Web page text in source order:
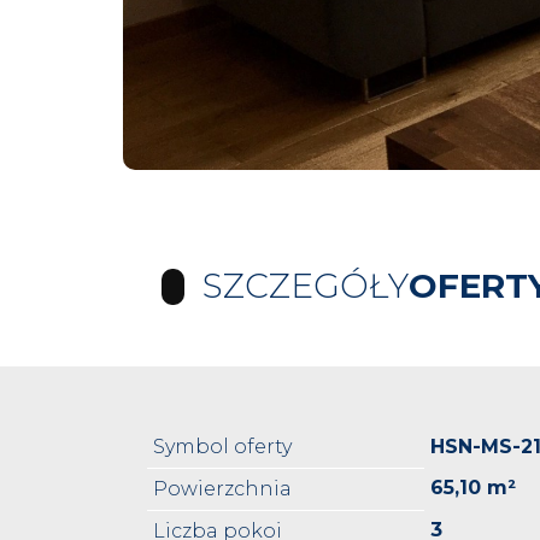
SZCZEGÓŁY
Symbol oferty
HSN-MS-
Powierzchnia
65,10 m²
Liczba pokoi
3